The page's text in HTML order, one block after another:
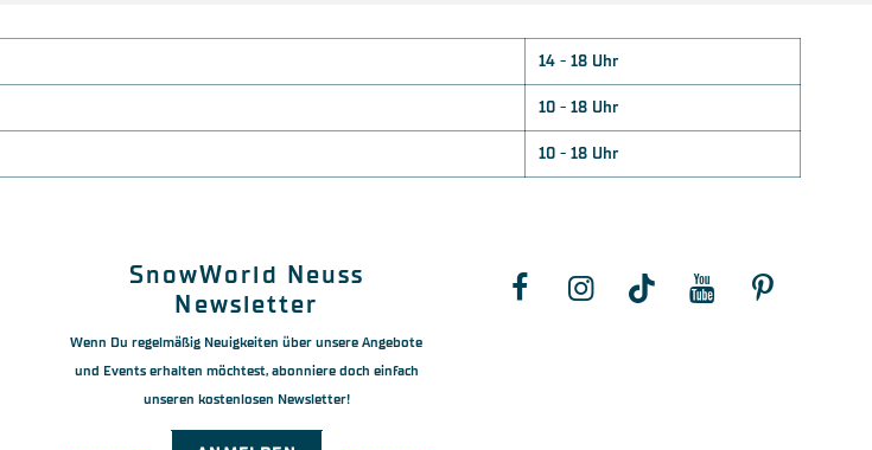
14 - 18 Uhr
10 - 18 Uhr
10 - 18 Uhr
SnowWorld Neuss
Newsletter
Wenn Du regelmäßig Neuigkeiten über unsere Angebote
und Events erhalten möchtest, abonniere doch einfach
unseren kostenlosen Newsletter!